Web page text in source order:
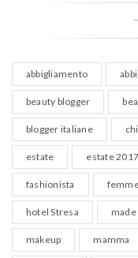
abbigliamento
beauty blogger
blogger italiane
estate estate 2017
fashionista
hotel Stresa made
makeup mamma